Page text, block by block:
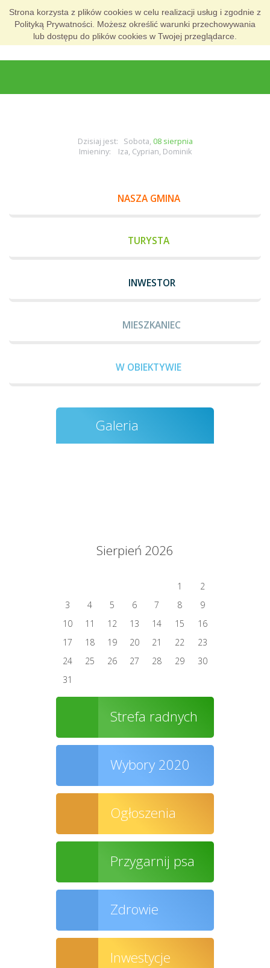
Strona korzysta z plików cookies w celu realizacji usług i zgodnie z
Polityką Prywatności. Możesz określić warunki przechowywania
lub dostępu do plików cookies w Twojej przeglądarce.
Dzisiaj jest: Sobota, 08 sierpnia
Imieniny: Iza, Cyprian, Dominik
NASZA GMINA
TURYSTA
INWESTOR
MIESZKANIEC
W OBIEKTYWIE
Galeria
Sierpień 2026
1
2
3
4 5 6 7 8
9
10
11 12 13 14 15
16
17
18 19 20 21 22
23
24
25 26 27 28 29
30
31
Strefa radnych
Wybory 2020
Ogłoszenia
Przygarnij psa
Zdrowie
Inwestycje